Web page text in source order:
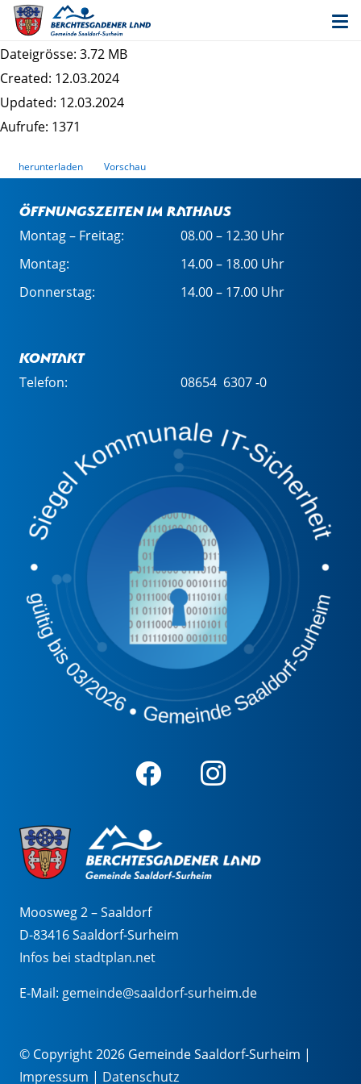
Satzung für die öffentliche
Entwässerungsanlage (Entwässerungssatzung)
Dateigrösse: 3.72 MB
Created: 12.03.2024
Updated: 12.03.2024
Aufrufe: 1371
herunterladen Vorschau
Öffnungszeiten im Rathaus
Montag – Freitag:
08.00 – 12.30 Uhr
Montag:
14.00 – 18.00 Uhr
Donnerstag:
14.00 – 17.00 Uhr
Kontakt
Telefon: 08654 6307 -0
Moosweg 2 – Saaldorf
D-83416 Saaldorf-Surheim
Infos bei stadtplan.net
E-Mail: gemeinde@saaldorf-surheim.de
© Copyright 2026 Gemeinde Saaldorf-Surheim |
Impressum | Datenschutz